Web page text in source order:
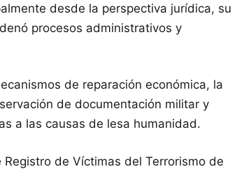
desde la perspectiva jurídica, su
procesos administrativos y
de reparación económica, la
de documentación militar y
a las causas de lesa humanidad.
de Víctimas del Terrorismo de